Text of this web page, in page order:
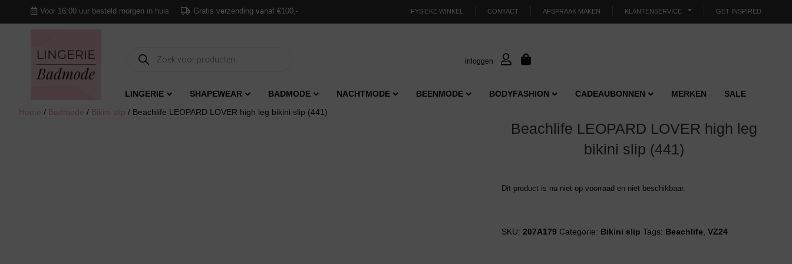
Voor 16:00 uur besteld morgen in huis Gratis verzending vanaf €100,- FYSIEKE WINKEL CONTACT AFSPRAAK MAKEN KLANTENSERVICE GET INSPIRED
Producten
zoeken
inloggen
LINGERIE SHAPEWEAR BADMODE NACHTMODE BEENMODE BODYFASHION CADEAUBONNEN MERKEN
SALE
Home / Badmode / Bikini slip / Beachlife LEOPARD LOVER high leg bikini slip (441)
Beachlife LEOPARD LOVER high leg
bikini slip (441)
Dit product is nu niet op voorraad en niet beschikbaar.
SKU:207A179 Categorie: Bikini slip Tags: Beachlife ,VZ24